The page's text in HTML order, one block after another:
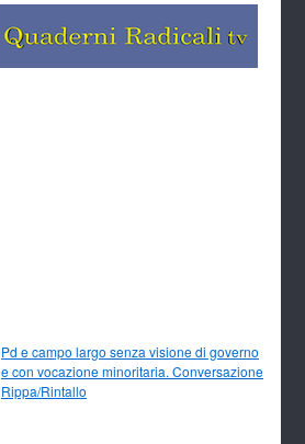
Pd e campo largo senza visione di governo
e con vocazione minoritaria. Conversazione
Rippa/Rintallo